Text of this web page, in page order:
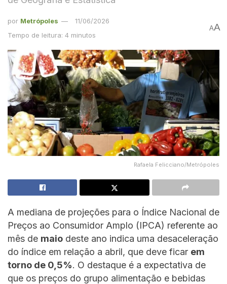
por Metrópoles
11/06/2026
Tempo de leitura: 4 minutos
AA
Rafaela Felicciano/Metrópoles
A mediana de projeções para o Índice Nacional de
Preços ao Consumidor Amplo (IPCA) referente ao
mês de maio deste ano indica uma desaceleração
do índice em relação a abril, que deve ficar em
torno de 0,5%. O destaque é a expectativa de
que os preços do grupo alimentação e bebidas